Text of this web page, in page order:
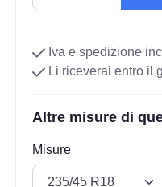
Iva e spedizione
Li riceverai entro il
Altre misure di
Misure